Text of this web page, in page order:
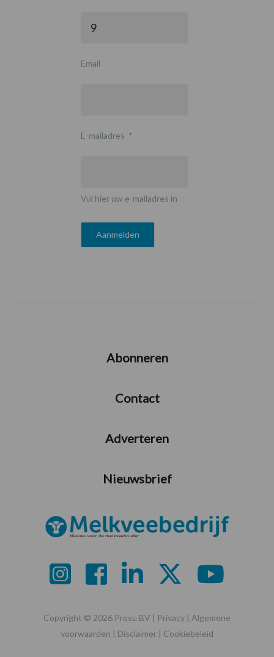
Email
E-mailadres *
Vul hier uw e-mailadres in
Abonneren
Contact
Adverteren
Nieuwsbrief
Copyright © 2026 Prosu BV | Privacy | Algemene
voorwaarden | Disclaimer | Cookiebeleid